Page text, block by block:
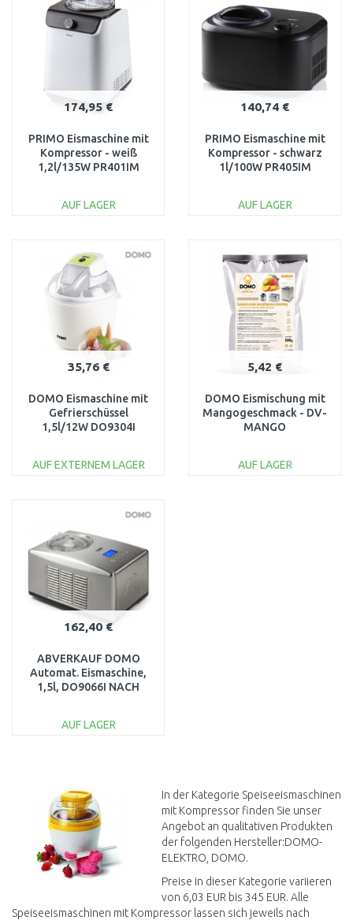
Vergleichen Vergleichen
174,95 €
PRIMO Eismaschine mit
Kompressor - weiß
1,2l/135W PR401IM
AUF LAGER
Vergleichen
140,74 €
PRIMO Eismaschine mit
Kompressor - schwarz
1l/100W PR405IM
AUF LAGER
Vergleichen
35,76 €
DOMO Eismaschine mit
Gefrierschüssel
1,5l/12W DO9304I
AUF EXTERNEM LAGER
Vergleichen
5,42 €
DOMO Eismischung mit
Mangogeschmack - DV-
MANGO
AUF LAGER
162,40 €
ABVERKAUF DOMO
Automat. Eismaschine,
1,5l, DO9066I NACH
AUF LAGER
Vergleichen
In der Kategorie Speiseeismaschinen
mit Kompressor finden Sie unser
Angebot an qualitativen Produkten
der folgenden Hersteller:DOMO-
ELEKTRO, DOMO.
Preise in dieser Kategorie variieren
von 6,03 EUR bis 345 EUR. Alle
Speiseeismaschinen mit Kompressor lassen sich jeweils nach